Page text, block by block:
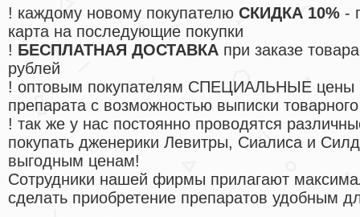
! каждому новому покупателю СКИДКА 10% -
карта на последующие покупки
! БЕСПЛАТНАЯ ДОСТАВКА при заказе
рублей
! оптовым покупателям СПЕЦИАЛЬНЫЕ цены
препарата с возможностью выписки
! так же у нас постоянно проводятся
покупать дженерики Левитры, Сиалиса и
выгодным ценам!
Cотрудники нашей фирмы прилагают
сделать приобретение препаратов удобным